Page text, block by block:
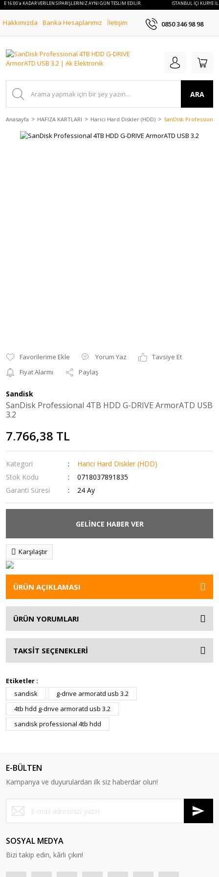
16:00'a KADAR VERİLEN SİPARİŞLERİNİZ AYNI GÜN TESLİM EDİLİR. İSTANBUL İÇİ KURYE
Hakkımızda Banka Hesaplarımız İletişim 0850 346 98 98
ARA
Anasayfa HAFIZA KARTLARI Harici Hard Diskler (HDD) SanDisk Professional
Yorum Yaz
Tavsiye Et
Fiyat Alarmı
Paylaş
Sandisk
SanDisk Professional 4TB HDD G-DRIVE ArmorATD USB
3.2
7.766,38 TL
Kategori
Harici Hard Diskler (HDD)
Stok Kodu
0718037891835
Garanti Süresi
24 Ay
GELİNCE HABER VER
Karşılaştır
ÜRÜN AÇIKLAMASI
ÜRÜN YORUMLARI
TAKSİT SEÇENEKLERİ
Etiketler :
sandisk
g-drıve armoratd usb 3.2
4tb hdd g-drıve armoratd usb 3.2
sandisk professional 4tb hdd
E-BÜLTEN
Kampanya ve duyurulardan ilk siz haberdar olun!
SOSYAL MEDYA
Bizi takip edin, kârlı çıkın!